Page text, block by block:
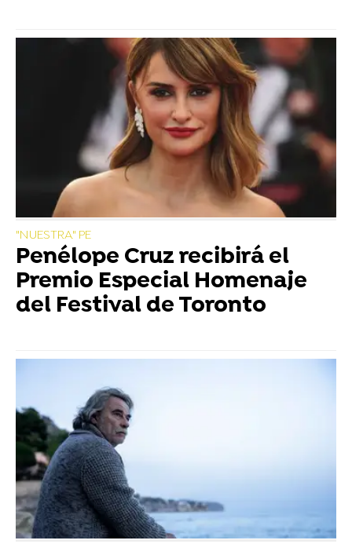
"NUESTRA" PE
Penélope Cruz recibirá el
Premio Especial Homenaje
del Festival de Toronto